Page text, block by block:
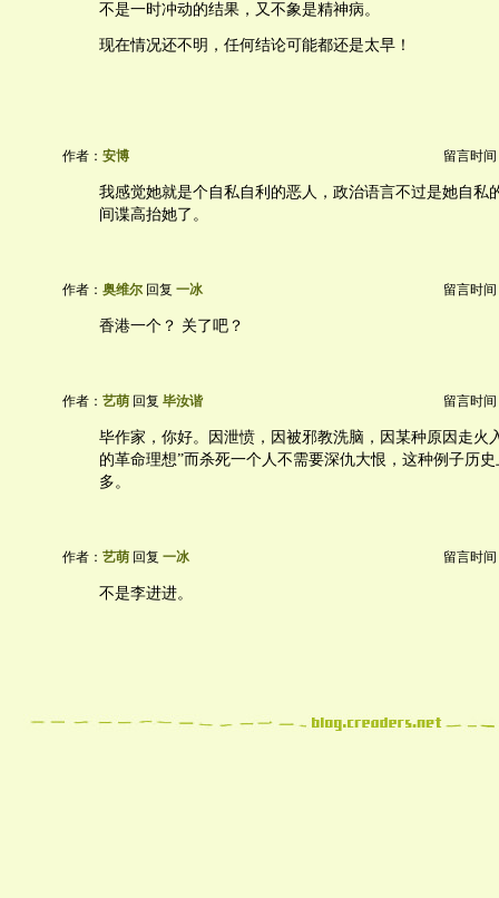
不是一时冲动的结果，又不象是精神病。
现在情况还不明，任何结论可能都还是太早！
作者： 安博 留言时间
我感觉她就是个自私自利的恶人，政治语言不过是她自私
间谍高抬她了。
作者： 奥维尔 回复 一冰 留言时间
香港一个？ 关了吧？
作者： 艺萌 回复 毕汝谐 留言时间
毕作家，你好。因泄愤，因被邪教洗脑，因某种原因走火
的革命理想”而杀死一个人不需要深仇大恨，这种例子历
多。
作者： 艺萌 回复 一冰 留言时间
不是李进进。